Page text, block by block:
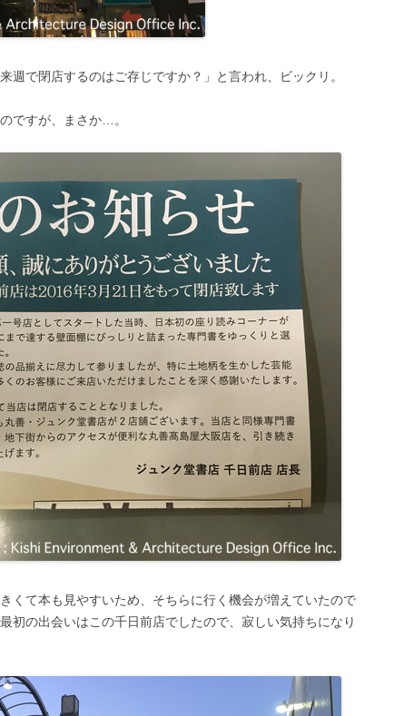
週で閉店するのはご存じですか？」と言われ、ビックリ。
ですが、まさか…。
くて本も見やすいため、そちらに行く機会が増えていたので
初の出会いはこの千日前店でしたので、寂しい気持ちになり